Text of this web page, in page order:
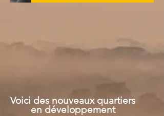
Voici des nouveaux quartiers
en développement